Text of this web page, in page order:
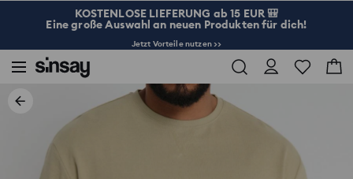
KOSTENLOSE LIEFERUNG ab 15 EUR 🎒
Eine große Auswahl an neuen Produkten für dich!
Jetzt Vorteile nutzen >>